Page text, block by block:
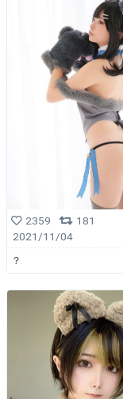
2359
181
2021/11/04
？